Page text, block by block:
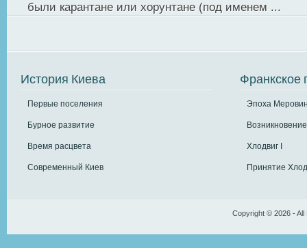
были карантане или хорунтане (под именем ...
История Киева
Первые поселения
Бурное развитие
Время расцвета
Современный Киев
Франкское
Эпоха
Хлодвиг I
Принятие
Copyright © 2026 -